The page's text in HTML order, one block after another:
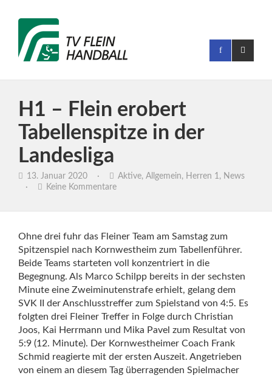
H1 – Flein erobert
Tabellenspitze in der
Landesliga
13. Januar 2020 · Aktive, Allgemein, Herren 1, News
·
Keine Kommentare
Ohne drei fuhr das Fleiner Team am Samstag zum
Spitzenspiel nach Kornwestheim zum Tabellenführer.
Beide Teams starteten voll konzentriert in die
Begegnung. Als Marco Schilpp bereits in der sechsten
Minute eine Zweiminutenstrafe erhielt, gelang dem
SVK II der Anschlusstreffer zum Spielstand von 4:5. Es
folgten drei Fleiner Treffer in Folge durch Christian
Joos, Kai Herrmann und Mika Pavel zum Resultat von
5:9 (12. Minute). Der Kornwestheimer Coach Frank
Schmid reagierte mit der ersten Auszeit. Angetrieben
von einem an diesem Tag überragenden Spielmacher